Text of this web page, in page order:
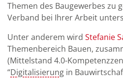
Themen des Baugewerbes zu
Verband bei Ihrer Arbeit
Unter anderem wird Stefanie
Themenbereich Bauen,
(Mittelstand 4.0-
“Digitalisierung in